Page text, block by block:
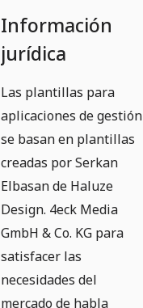
Información
jurídica
Las plantillas para
aplicaciones de gestión
se basan en plantillas
creadas por Serkan
Elbasan de Haluze
Design. 4eck Media
GmbH & Co. KG para
satisfacer las
necesidades del
mercado de habla